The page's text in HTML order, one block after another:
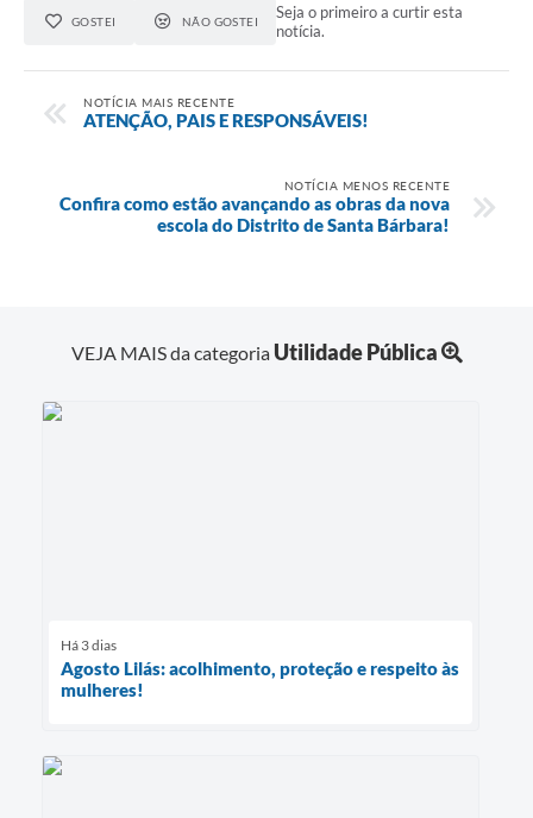
GOSTEI NÃO GOSTEI
Seja o primeiro a curtir esta
notícia.
NOTÍCIA MAIS RECENTE
ATENÇÃO, PAIS E RESPONSÁVEIS!
NOTÍCIA MENOS RECENTE
Confira como estão avançando as obras da nova
escola do Distrito de Santa Bárbara!
VEJA MAIS da categoria Utilidade Pública
Há 3 dias
Agosto Lilás: acolhimento, proteção e respeito às
mulheres!